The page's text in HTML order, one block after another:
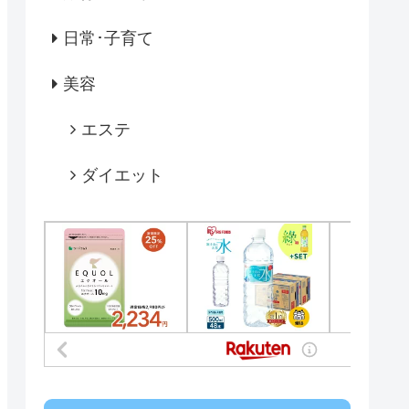
日常･子育て
美容
エステ
ダイエット